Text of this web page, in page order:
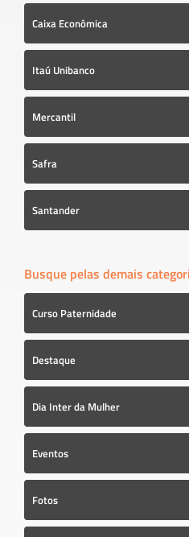
Caixa Econômica
Itaú Unibanco
Mercantil
Safra
Santander
Busque pelas demais
Curso Paternidade
Destaque
Dia Inter da Mulher
Eventos
Fotos